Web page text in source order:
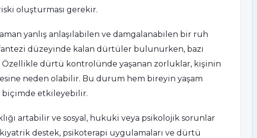
oluşturması gerekir.
yanlış anlaşılabilen ve damgalanabilen bir ruh
düzeyinde kalan dürtüler bulunurken, bazı
dürtü kontrolünde yaşanan zorluklar, kişinin
neden olabilir. Bu durum hem bireyin yaşam
etkileyebilir.
artabilir ve sosyal, hukuki veya psikolojik sorunlar
destek, psikoterapi uygulamaları ve dürtü